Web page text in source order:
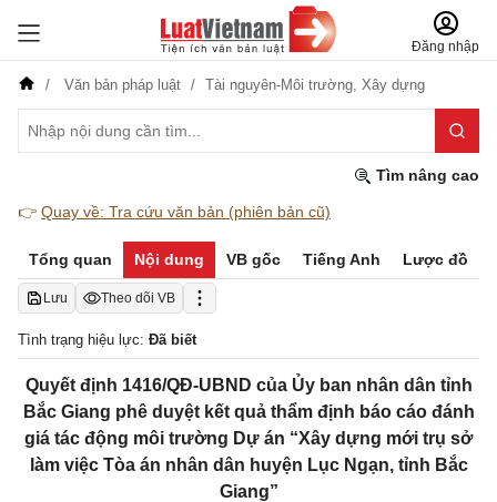
Đăng nhập
Văn bản pháp luật Tài nguyên-Môi trường, Xây dựng
Tìm nâng cao
👉 Quay về: Tra cứu văn bản (phiên bản cũ)
Tổng quan Nội dung VB gốc Tiếng Anh Lược đồ
Lưu Theo dõi VB
Tình trạng hiệu lực: Đã biết
Quyết định 1416/QĐ-UBND của Ủy ban nhân dân tỉnh
Bắc Giang phê duyệt kết quả thẩm định báo cáo đánh
giá tác động môi trường Dự án “Xây dựng mới trụ sở
làm việc Tòa án nhân dân huyện Lục Ngạn, tỉnh Bắc
Giang”